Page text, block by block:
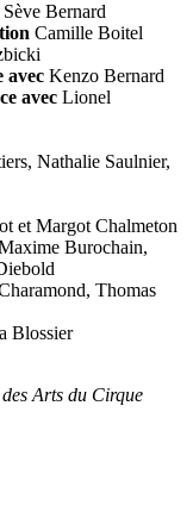
Bernard
Camille Boitel
avec Kenzo Bernard
avec Lionel
Nathalie Saulnier,
et Margot Chalmeton
Burochain,
Thomas
Blossier
Arts du Cirque